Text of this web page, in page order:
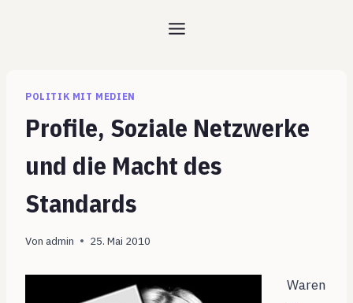
POLITIK MIT MEDIEN
Profile, Soziale Netzwerke
und die Macht des
Standards
Von admin 25. Mai 2010
Waren